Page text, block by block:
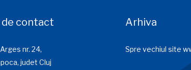
de contact
nr. 24,
judet Cluj
Arhiva
Spre vechiul site